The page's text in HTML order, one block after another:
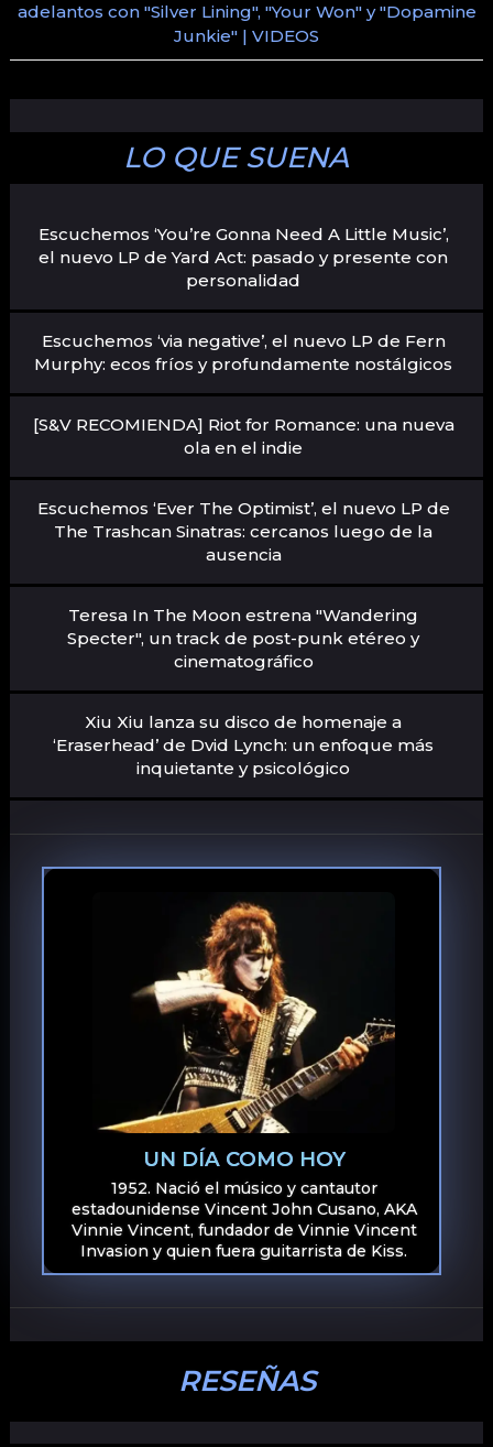
adelantos con "Silver Lining", "Your Won" y "Dopamine
Junkie" | VIDEOS
LO QUE SUENA
Escuchemos ‘You’re Gonna Need A Little Music’,
el nuevo LP de Yard Act: pasado y presente con
personalidad
Escuchemos ‘via negative’, el nuevo LP de Fern
Murphy: ecos fríos y profundamente nostálgicos
[S&V RECOMIENDA] Riot for Romance: una nueva
ola en el indie
Escuchemos ‘Ever The Optimist’, el nuevo LP de
The Trashcan Sinatras: cercanos luego de la
ausencia
Teresa In The Moon estrena "Wandering
Specter", un track de post-punk etéreo y
cinematográfico
Xiu Xiu lanza su disco de homenaje a
‘Eraserhead’ de Dvid Lynch: un enfoque más
inquietante y psicológico
UN DÍA COMO HOY
1952. Nació el músico y cantautor
estadounidense Vincent John Cusano, AKA
Vinnie Vincent, fundador de Vinnie Vincent
Invasion y quien fuera guitarrista de Kiss.
RESEÑAS